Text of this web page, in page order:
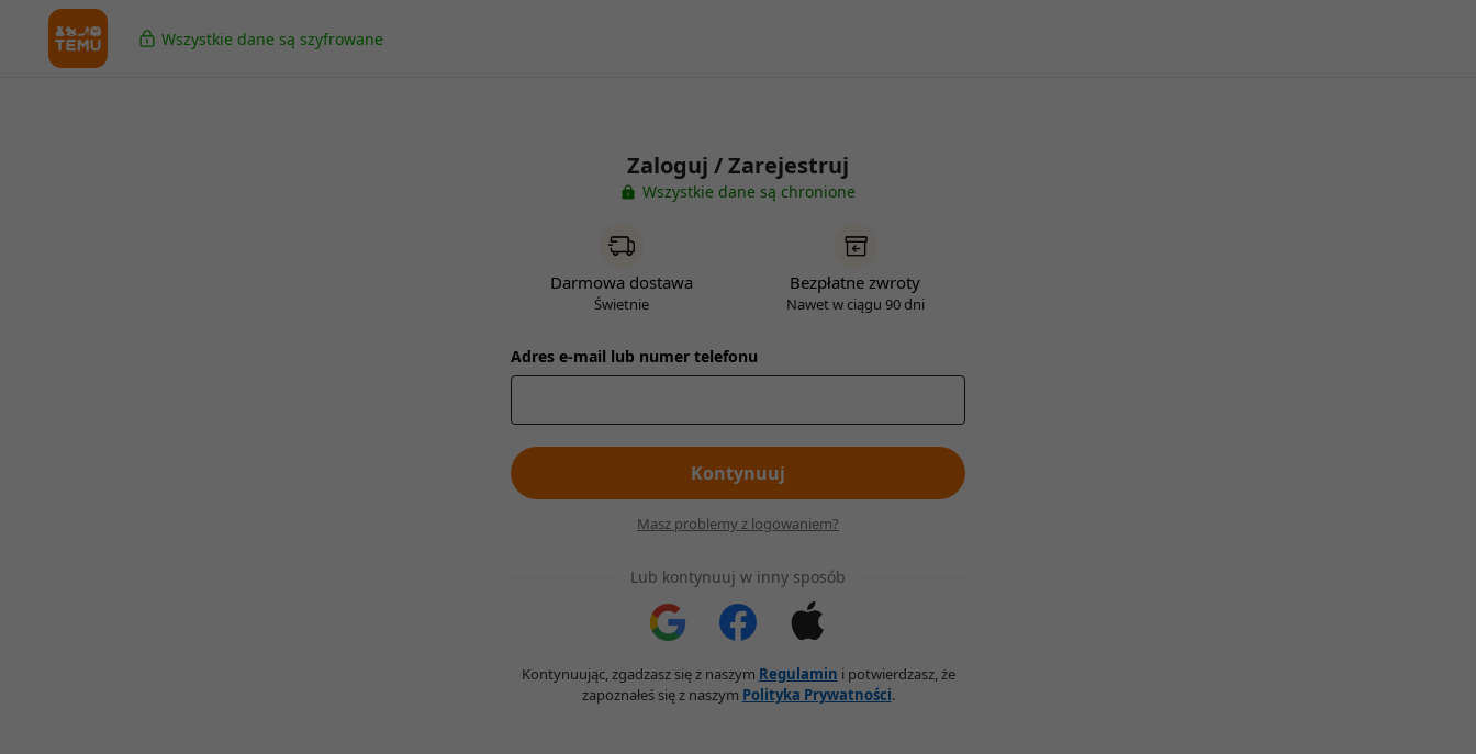
Wszystkie dane są szyfrowane
Zaloguj / Zarejestruj
Wszystkie dane są chronione
Darmowa dostawa
Świetnie
Bezpłatne zwroty
Nawet w ciągu 90 dni
Adres e-mail lub numer telefonu
Kontynuuj
Masz problemy z logowaniem?
Lub kontynuuj w inny sposób
Kontynuując, zgadzasz się z naszym Regulamin i potwierdzasz, że
zapoznałeś się z naszym Polityka Prywatności.